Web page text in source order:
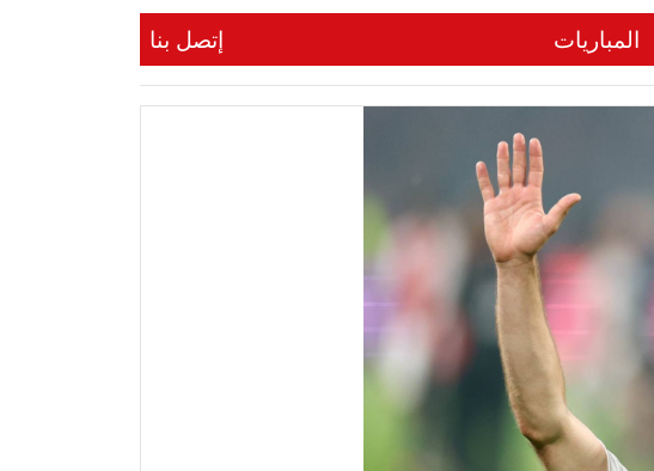
المباريات إتصل بنا